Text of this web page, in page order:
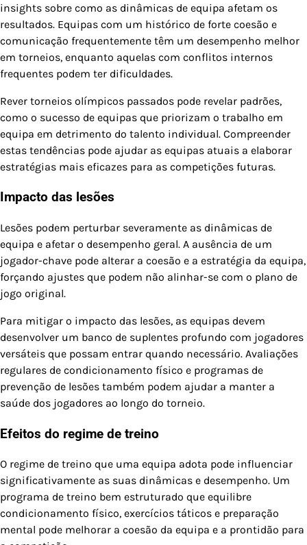
insights sobre como as dinâmicas de equipa afetam os
resultados. Equipas com um histórico de forte coesão e
comunicação frequentemente têm um desempenho melhor
em torneios, enquanto aquelas com conflitos internos
frequentes podem ter dificuldades.
Rever torneios olímpicos passados pode revelar padrões,
como o sucesso de equipas que priorizam o trabalho em
equipa em detrimento do talento individual. Compreender
estas tendências pode ajudar as equipas atuais a elaborar
estratégias mais eficazes para as competições futuras.
Impacto das lesões
Lesões podem perturbar severamente as dinâmicas de
equipa e afetar o desempenho geral. A ausência de um
jogador-chave pode alterar a coesão e a estratégia da equipa,
forçando ajustes que podem não alinhar-se com o plano de
jogo original.
Para mitigar o impacto das lesões, as equipas devem
desenvolver um banco de suplentes profundo com jogadores
versáteis que possam entrar quando necessário. Avaliações
regulares de condicionamento físico e programas de
prevenção de lesões também podem ajudar a manter a
saúde dos jogadores ao longo do torneio.
Efeitos do regime de treino
O regime de treino que uma equipa adota pode influenciar
significativamente as suas dinâmicas e desempenho. Um
programa de treino bem estruturado que equilibre
condicionamento físico, exercícios táticos e preparação
mental pode melhorar a coesão da equipa e a prontidão para